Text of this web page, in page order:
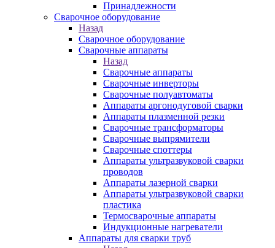
Принадлежности
Сварочное оборудование
Назад
Сварочное оборудование
Сварочные аппараты
Назад
Сварочные аппараты
Сварочные инверторы
Сварочные полуавтоматы
Аппараты аргонодуговой сварки
Аппараты плазменной резки
Сварочные трансформаторы
Сварочные выпрямители
Сварочные споттеры
Аппараты ультразвуковой сварки
проводов
Аппараты лазерной сварки
Аппараты ультразвуковой сварки
пластика
Термосварочные аппараты
Индукционные нагреватели
Аппараты для сварки труб